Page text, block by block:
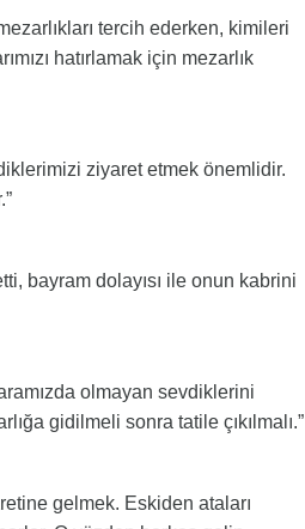
tercih ederken, kimileri
hatırlamak için mezarlık
ziyaret etmek önemlidir.
bayram dolayısı ile onun kabrini
olmayan sevdiklerini
gidilmeli sonra tatile çıkılmalı.”
gelmek. Eskiden ataları